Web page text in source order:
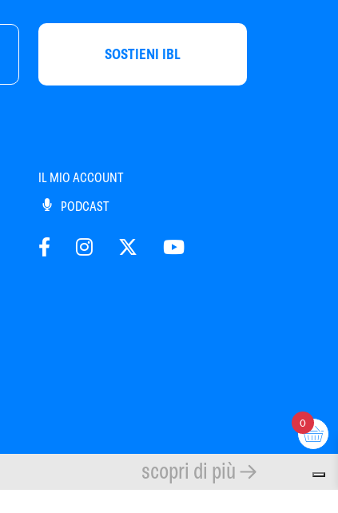
SOSTIENI IBL
IL MIO ACCOUNT
PODCAST
scopri di più
0